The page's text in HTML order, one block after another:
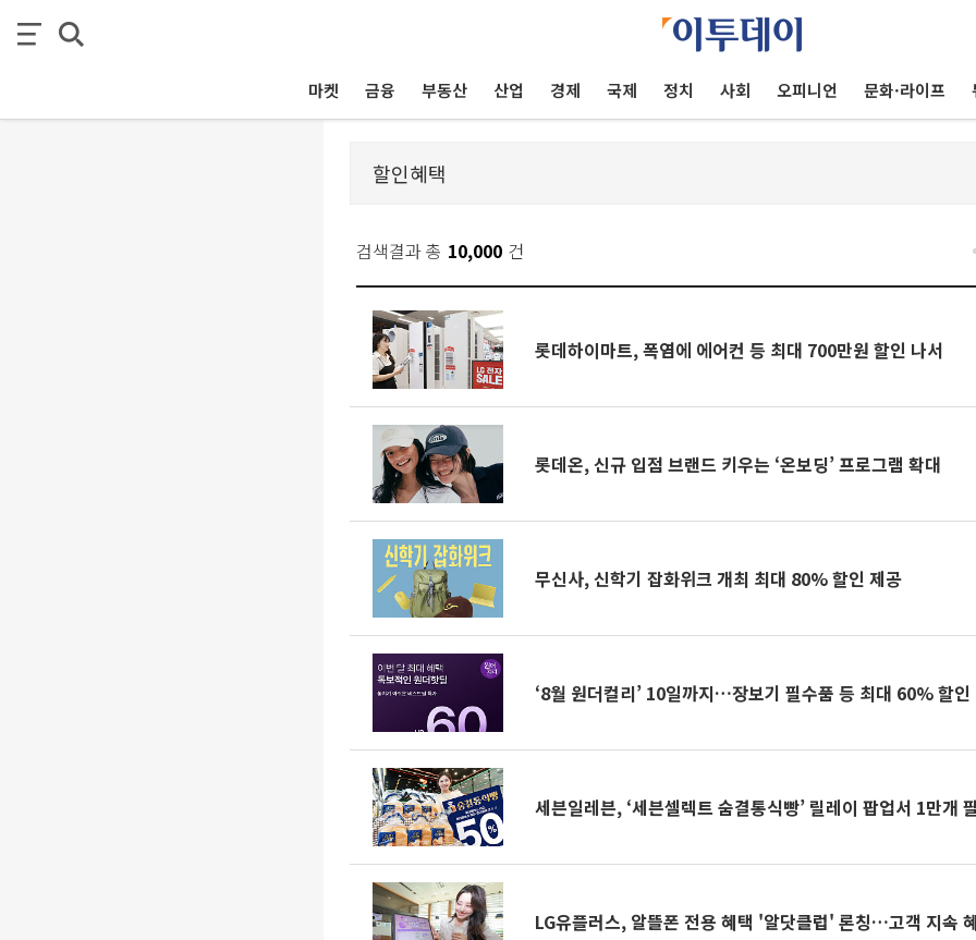
마켓 금융 부동산 산업 경제 국제 정치 사회 오피니언 문화·라이프
검색결과 총 10,000 건
롯데하이마트, 폭염에 에어컨 등 최대 700만원 할인 나서
롯데온, 신규 입점 브랜드 키우는 ‘온보딩’ 프로그램 확대
무신사, 신학기 잡화위크 개최 최대 80% 할인 제공
‘8월 원더컬리’ 10일까지…장보기 필수품 등 최대 60% 할인
세븐일레븐, ‘세븐셀렉트 숨결통식빵’ 릴레이 팝업서 1만개
LG유플러스, 알뜰폰 전용 혜택 '알닷클럽' 론칭…고객 지속